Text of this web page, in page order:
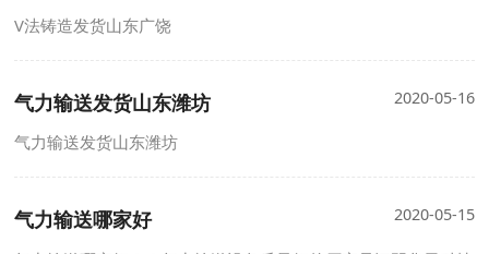
V法铸造发货山东广饶
气力输送发货山东潍坊 2020-05-16
气力输送发货山东潍坊
气力输送哪家好 2020-05-15